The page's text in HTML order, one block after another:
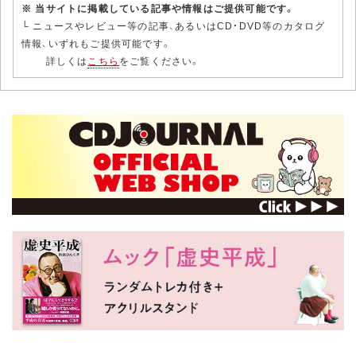
※ 当サイトに掲載している記事や情報はご提供可能です。
└ ニュースやレビュー等の記事、あるいはCD・DVD等のカタログ
情報、いずれもご提供可能です。
詳しくはこちら をご覧ください。